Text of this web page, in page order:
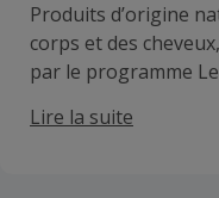
Produits d’origine
corps et des
par le programme
Lire la suite